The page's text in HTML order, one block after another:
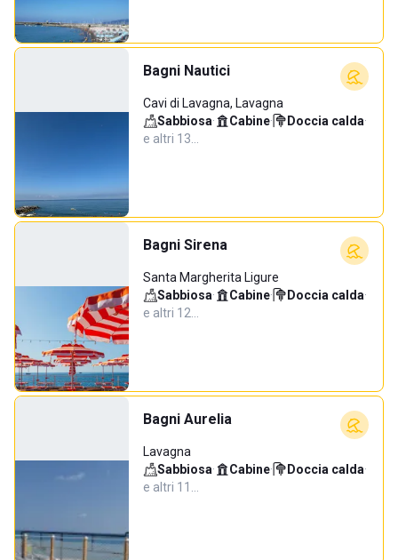
Bagni Nautici
Cavi di Lavagna, Lavagna
Sabbiosa· Cabine· Doccia calda·
e altri 13…
Bagni Sirena
Santa Margherita Ligure
Sabbiosa· Cabine· Doccia calda·
e altri 12…
Bagni Aurelia
Lavagna
Sabbiosa· Cabine· Doccia calda·
e altri 11…